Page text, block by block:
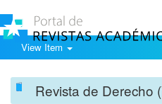
View Item
Revista de Derecho